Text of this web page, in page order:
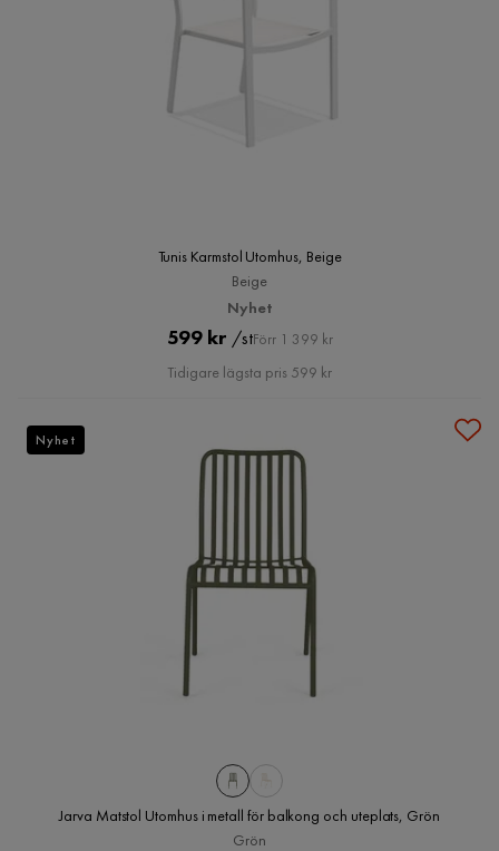
Tunis Karmstol Utomhus, Beige
Beige
Nyhet
Pris
599 kr /stOriginal
Pris
Förr 1 399 kr
Tidigare lägsta pris 599 kr
Jarva Matstol Utomhus i metall för balkong och uteplats, Grön
Grön
Nyhet